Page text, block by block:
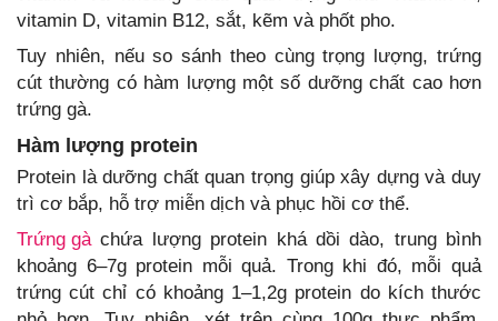
vitamin D, vitamin B12, sắt, kẽm và phốt pho.
Tuy nhiên, nếu so sánh theo cùng trọng lượng, trứng
cút thường có hàm lượng một số dưỡng chất cao hơn
trứng gà.
Hàm lượng protein
Protein là dưỡng chất quan trọng giúp xây dựng và duy
trì cơ bắp, hỗ trợ miễn dịch và phục hồi cơ thể.
Trứng gàchứa lượng protein khá dồi dào, trung bình
khoảng 6–7g protein mỗi quả. Trong khi đó, mỗi quả
trứng cút chỉ có khoảng 1–1,2g protein do kích thước